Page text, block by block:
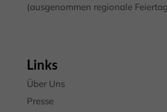
(ausgenommen regionale
Links
Über Uns
Presse